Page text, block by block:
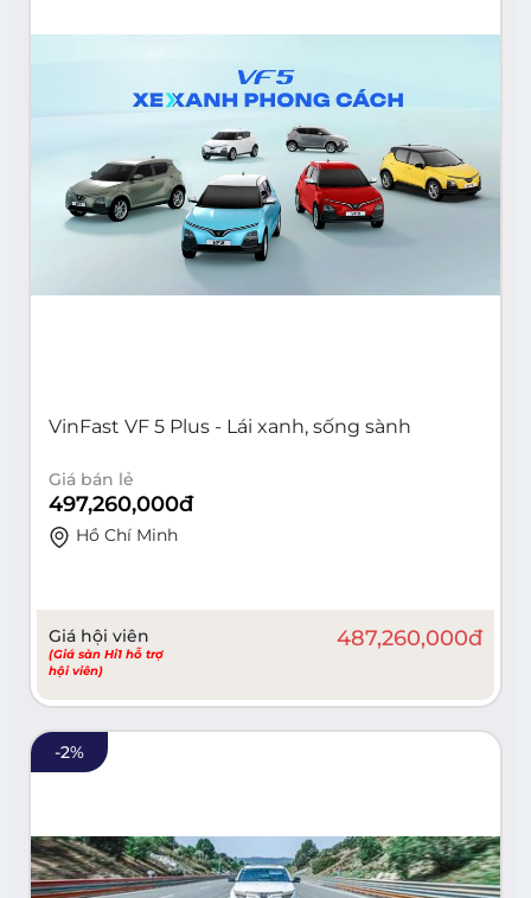
VinFast VF 5 Plus - Lái xanh, sống sành
Giá bán lẻ
497,260,000đ
Hồ Chí Minh
Giá hội viên
(Giá sàn Hi1 hỗ trợ
hội viên)
487,260,000đ
-2%